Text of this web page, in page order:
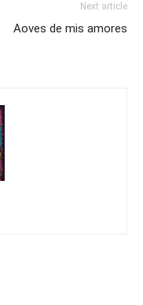
Next article
Aoves de mis amores